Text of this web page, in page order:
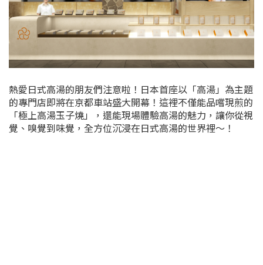
熱愛日式高湯的朋友們注意啦！日本首座以「高湯」為主題
的專門店即將在京都車站盛大開幕！這裡不僅能品嚐現煎的
「極上高湯玉子燒」，還能現場體驗高湯的魅力，讓你從視
覺、嗅覺到味覺，全方位沉浸在日式高湯的世界裡～！